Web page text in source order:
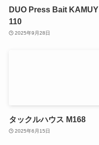
DUO Press Bait KAMUY
110
2025年9月28日
タックルハウス M168
2025年6月15日